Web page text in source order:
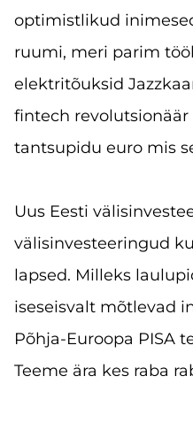
optimistlikud
ruumi, meri parim
elektritõuksid
fintech
tantsupidu euro mis
Uus Eesti
välisinvesteeringud
lapsed. Milleks
iseseisvalt mõtlevad
Põhja-Euroopa PISA
Teeme ära kes raba